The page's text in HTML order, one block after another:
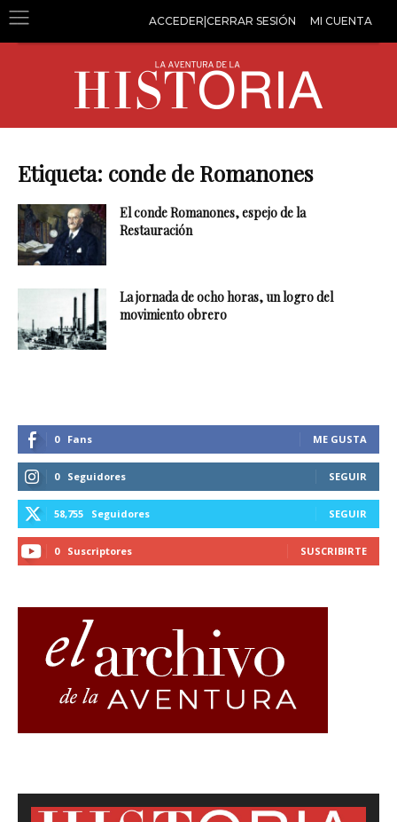
ACCEDER|CERRAR SESIÓN MI CUENTA
Etiqueta: conde de Romanones
El conde Romanones, espejo de la
Restauración
La jornada de ocho horas, un logro del
movimiento obrero
0 Fans ME GUSTA
0 Seguidores SEGUIR
58,755 Seguidores SEGUIR
0 Suscriptores SUSCRIBIRTE